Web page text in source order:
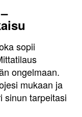
sopii
ongelmaan.
mukaan ja
sinun tarpeitasi